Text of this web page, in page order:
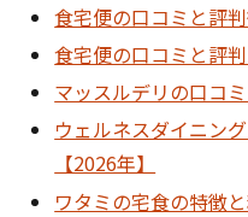
食宅便の口コミと評
食宅便の口コミと評
マッスルデリの口コ
ウェルネスダイニン
【2026年】
ワタミの宅食の特徴